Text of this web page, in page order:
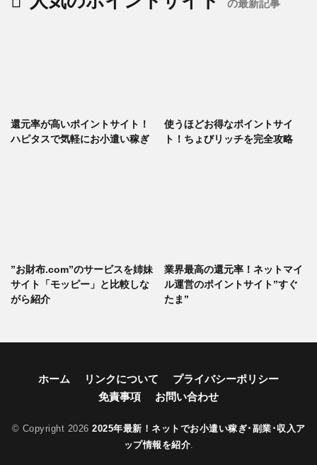
の最新記事
還元率が高いポイントサイト！
ハピタスで気軽にお小遣い稼ぎ
使うほどお得なポイントサイ
ト！ちょびリッチを完全攻略
”お財布.com”のサービスを姉妹
サイト「モッピー」と比較しな
がら紹介
業界最高の還元率！ネットマイ
ル運営のポイントサイト”すぐ
たま”
ホーム リンクについて
プライバシーポリシー
免責事項
お問い合わせ
© Copyright 2026 2025年最新！ネットでお小遣い稼ぎ･副業･収入ア
ップ情報を紹介.